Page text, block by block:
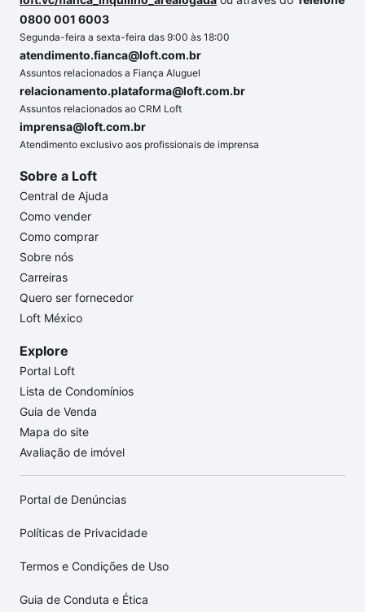
0800 001 6003
Segunda-feira a sexta-feira das 9:00 às 18:00
atendimento.fianca@loft.com.br
Assuntos relacionados a Fiança Aluguel
relacionamento.plataforma@loft.com.br
Assuntos relacionados ao CRM Loft
imprensa@loft.com.br
Atendimento exclusivo aos profissionais de imprensa
Sobre a Loft
Central de Ajuda
Como vender
Como comprar
Sobre nós
Carreiras
Quero ser fornecedor
Loft México
Explore
Portal Loft
Lista de Condomínios
Guia de Venda
Mapa do site
Avaliação de imóvel
Portal de Denúncias
Políticas de Privacidade
Termos e Condições de Uso
Guia de Conduta e Ética